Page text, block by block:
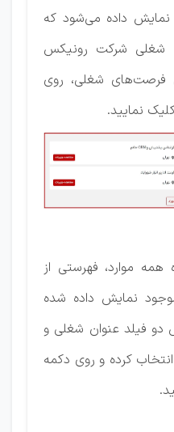
داده می‌شود که
شغلی شرکت رونیکس
فرصت‌های شغلی، روی
نمایید.
موارد، فهرستی از
نمایش داده شده
دو فیلد عنوان شغلی و
کرده و روی دکمه